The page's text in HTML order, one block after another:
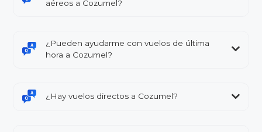
aéreos a Cozumel?
¿Pueden ayudarme con vuelos de última
hora a Cozumel?
¿Hay vuelos directos a Cozumel?